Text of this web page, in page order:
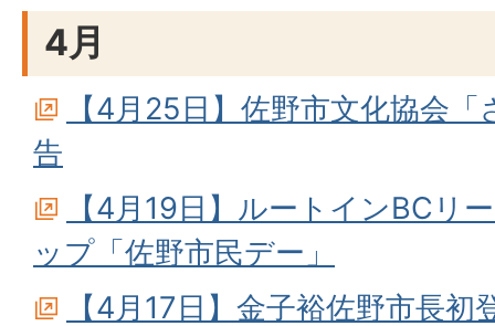
4月
【4月25日】佐野市文化協会
告
【4月19日】ルートインBCリ
ップ「佐野市民デー」
【4月17日】金子裕佐野市長初